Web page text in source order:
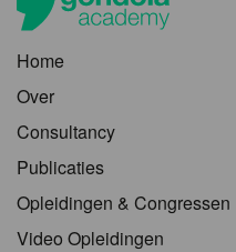
Home
Over
Consultancy
Publicaties
Opleidingen & Congressen
Video Opleidingen